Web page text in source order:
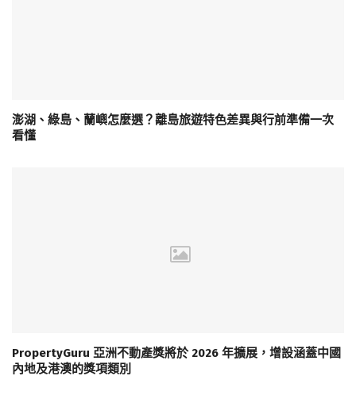
澎湖、綠島、蘭嶼怎麼選？離島旅遊特色差異與行前準備一次
看懂
PropertyGuru 亞洲不動產獎將於 2026 年擴展，增設涵蓋中國
內地及港澳的獎項類別